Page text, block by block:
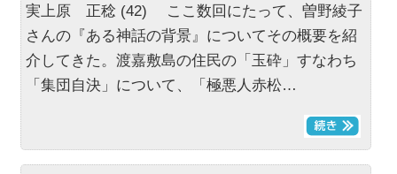
実上原 正稔 (42) ここ数回にたって、曽野綾子
さんの『ある神話の背景』についてその概要を紹
介してきた。渡嘉敷島の住民の「玉砕」すなわち
「集団自決」について、「極悪人赤松…